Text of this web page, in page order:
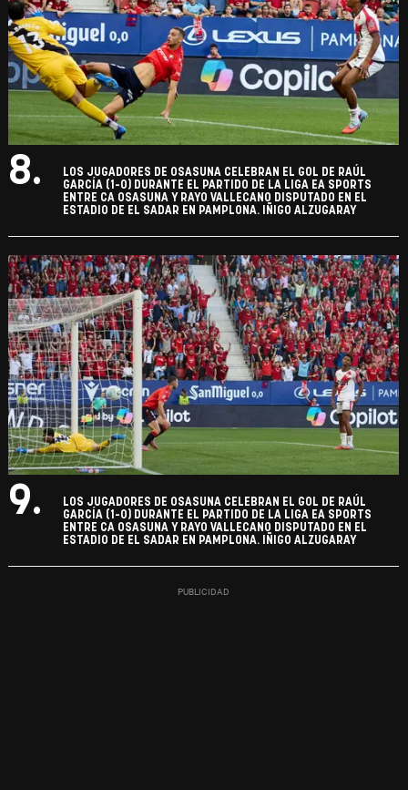
8.
LOS JUGADORES DE OSASUNA CELEBRAN EL GOL DE RAÚL
GARCÍA (1-0) DURANTE EL PARTIDO DE LA LIGA EA SPORTS
ENTRE CA OSASUNA Y RAYO VALLECANO DISPUTADO EN EL
ESTADIO DE EL SADAR EN PAMPLONA. IÑIGO ALZUGARAY
9.
LOS JUGADORES DE OSASUNA CELEBRAN EL GOL DE RAÚL
GARCÍA (1-0) DURANTE EL PARTIDO DE LA LIGA EA SPORTS
ENTRE CA OSASUNA Y RAYO VALLECANO DISPUTADO EN EL
ESTADIO DE EL SADAR EN PAMPLONA. IÑIGO ALZUGARAY